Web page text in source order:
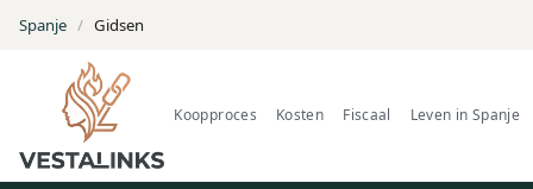
Spanje / Gidsen
Koopproces Kosten Fiscaal Leven in Spanje